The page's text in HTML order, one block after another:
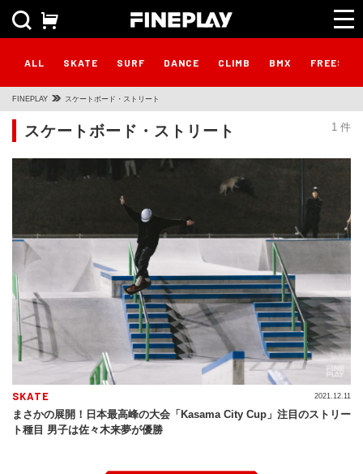
ALL SKATE SURF DANCE CLIMB BMX
FINEPLAY スケートボード・ストリート
1 件
スケートボード・ストリート
SKATE
まさかの展開！日本最高峰の大会「Kasama City Cup」注目のストリー
ト種目 男子は佐々木来夢が優勝
2021.12.11